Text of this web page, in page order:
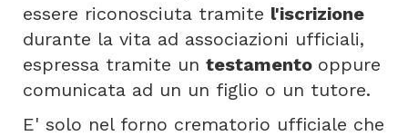
essere riconosciuta tramite l'iscrizione
durante la vita ad associazioni ufficiali,
espressa tramite un testamento oppure
comunicata ad un un figlio o un tutore.
E' solo nel forno crematorio ufficiale che